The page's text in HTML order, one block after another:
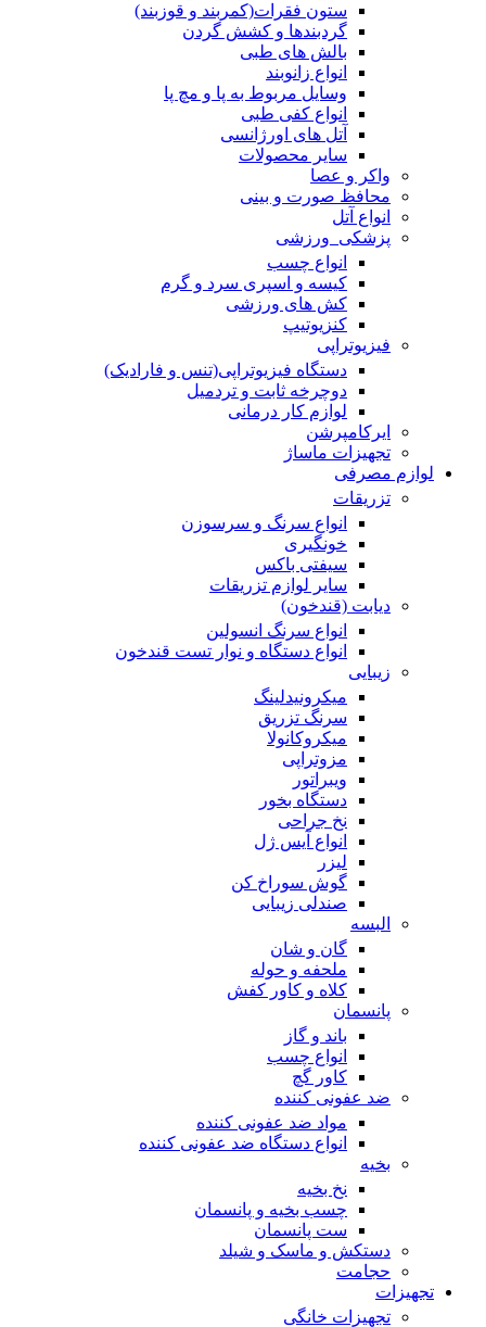
ستون فقرات(کمربند و قوزبند)
گردبندها و کشش گردن
بالش های طبی
انواع زانوبند
وسایل مربوط به پا و مچ پا
انواع کفی طبی
آتل های اورژانسی
سایر محصولات
واکر و عصا
محافظ صورت و بینی
انواع آتل
پزشکی_ورزشی
انواع چسب
کیسه و اسپری سرد و گرم
کش های ورزشی
کنزیوتیپ
فیزیوتراپی
دستگاه فیزیوتراپی(تنس و فارادیک)
دوچرخه ثابت و تردمیل
لوازم کار درمانی
ایرکامپرشن
تجهیزات ماساژ
لوازم مصرفی
تزریقات
انواع سرنگ و سرسوزن
خونگیری
سیفتی باکس
سایر لوازم تزریقات
دیابت (قندخون)
انواع سرنگ انسولین
انواع دستگاه و نوار تست قندخون
زیبایی
میکرونیدلینگ
سرنگ تزریق
میکروکانولا
مزوتراپی
ویبراتور
دستگاه بخور
نخ جراحی
انواع آیس ژل
لیزر
گوش سوراخ کن
صندلی زیبایی
البسه
گان و شان
ملحفه و حوله
کلاه و کاور کفش
پانسمان
باند و گاز
انواع چسب
کاور گچ
ضد عفونی کننده
مواد ضد عفونی کننده
انواع دستگاه ضد عفونی کننده
بخیه
نخ بخیه
چسب بخیه و پانسمان
ست پانسمان
دستکش و ماسک و شیلد
حجامت
تجهیزات
تجهیزات خانگی